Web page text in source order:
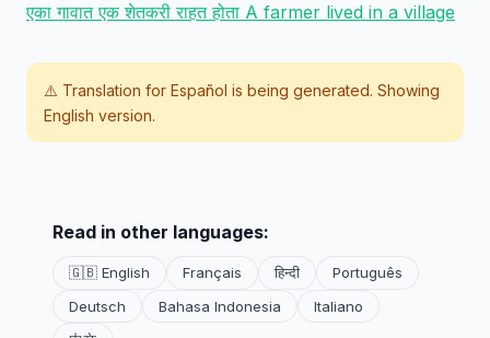
एका गावात एक शेतकरी राहत होता A farmer lived in a village
⚠️ Translation for Español is being generated. Showing
English version.
Read in other languages:
🇬🇧 English Français हिन्दी
Português
Deutsch
Bahasa Indonesia
Italiano